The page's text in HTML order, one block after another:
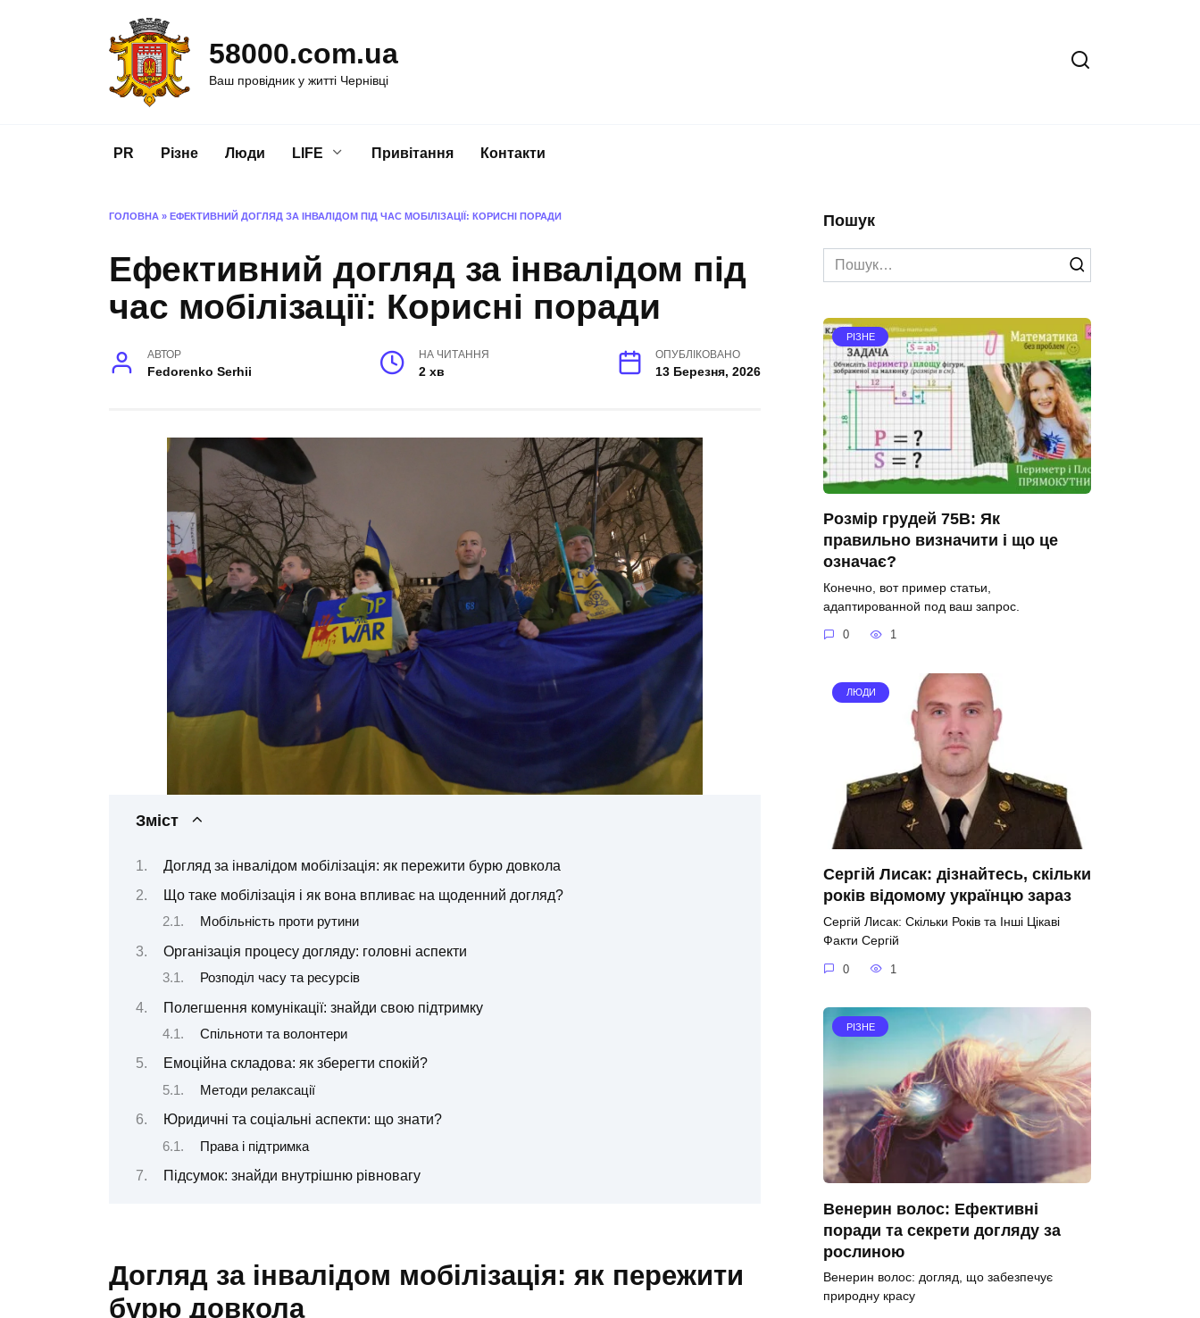
58000.com.ua
Ваш провідник у житті Чернівці
PR Різне Люди LIFE Привітання Контакти
ГОЛОВНА » ЕФЕКТИВНИЙ ДОГЛЯД ЗА ІНВАЛІДОМ ПІД ЧАС МОБІЛІЗАЦІЇ: КОРИСНІ ПОРАДИ
Ефективний догляд за інвалідом під
час мобілізації: Корисні поради
АВТОР
Fedorenko Serhii
НА ЧИТАННЯ
2 хв
ОПУБЛІКОВАНО
13 Березня, 2026
Зміст
Догляд за інвалідом мобілізація: як пережити бурю довкола
Що таке мобілізація і як вона впливає на щоденний догляд?
Мобільність проти рутини
Організація процесу догляду: головні аспекти
Розподіл часу та ресурсів
Полегшення комунікації: знайди свою підтримку
Спільноти та волонтери
Емоційна складова: як зберегти спокій?
Методи релаксації
Юридичні та соціальні аспекти: що знати?
Права і підтримка
Підсумок: знайди внутрішню рівновагу
Догляд за інвалідом мобілізація: як пережити
бурю довкола
Пошук
Search
for:
РІЗНЕ
Розмір грудей 75B: Як
правильно визначити і що це
означає?
Конечно, вот пример статьи,
адаптированной под ваш запрос.
0 1
ЛЮДИ
Сергій Лисак: дізнайтесь, скільки
років відомому українцю зараз
Сергій Лисак: Скільки Років та Інші Цікаві
Факти Сергій
0 1
РІЗНЕ
Венерин волос: Ефективні
поради та секрети догляду за
рослиною
Венерин волос: догляд, що забезпечує
природну красу